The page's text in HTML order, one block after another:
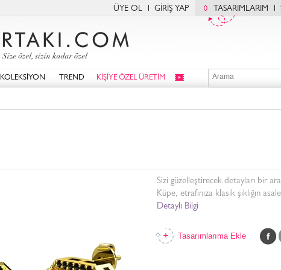
ÜYE OL GİRİŞ YAP 0 TASARIMLARIM
KOLEKSİYON TREND KİŞİYE ÖZEL ÜRETİM
Sizi güzelleştirecek detayları bir
Küpe, etrafınıza klasik şıklığın
Detaylı Bilgi
Tasarımlarıma Ekle